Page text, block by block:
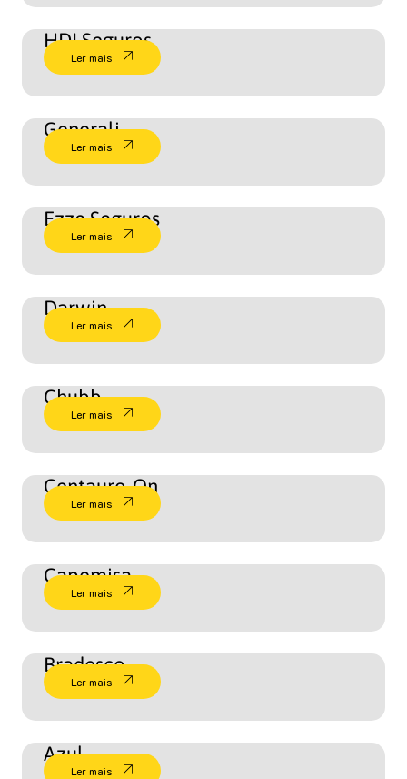
HDI Seguros
Ler mais
Generali
Ler mais
Ezze Seguros
Ler mais
Darwin
Ler mais
Chubb
Ler mais
Centauro-On
Ler mais
Capemisa
Ler mais
Bradesco
Ler mais
Azul
Ler mais